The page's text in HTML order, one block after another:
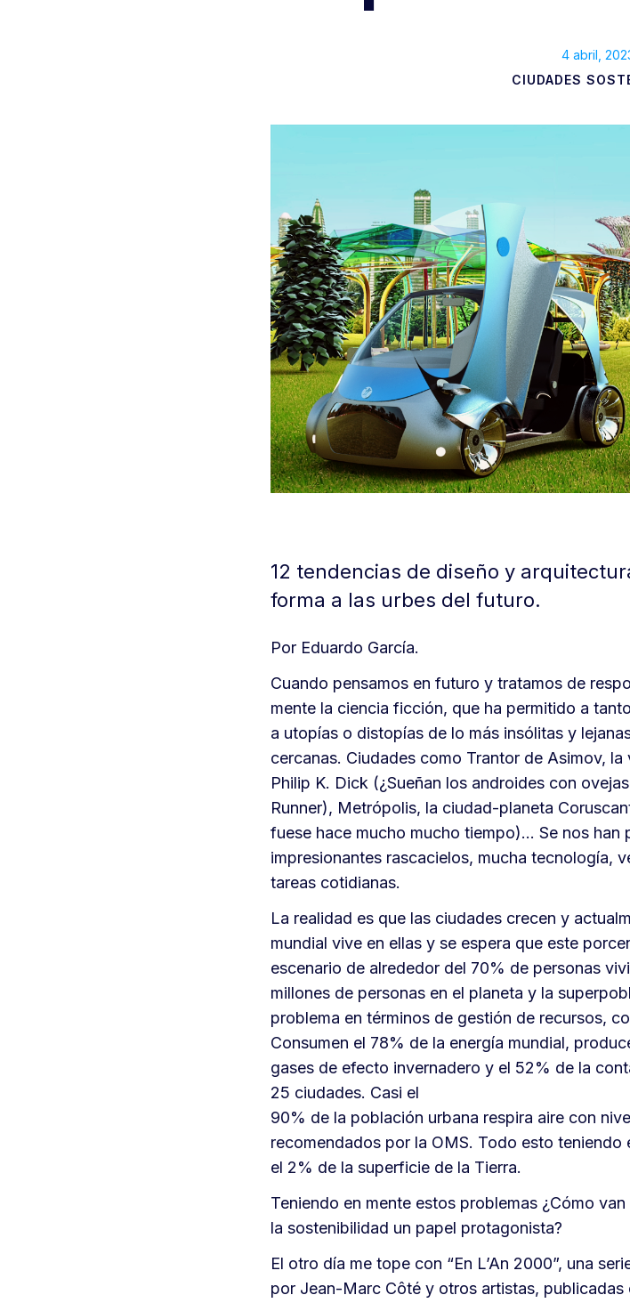
4 abril,
CIUDADES
12 tendencias de diseño y
forma a las urbes del futuro.
Por Eduardo García.
Cuando pensamos en futuro y tratamos de
mente la ciencia ficción, que ha permitido a
a utopías o distopías de lo más insólitas y
cercanas. Ciudades como Trantor de Asimov,
Philip K. Dick (¿Sueñan los androides con
Runner), Metrópolis, la ciudad-planeta
fuese hace mucho mucho tiempo)… Se nos han
impresionantes rascacielos, mucha tecnología,
tareas cotidianas.
La realidad es que las ciudades crecen y
mundial vive en ellas y se espera que este
escenario de alrededor del 70% de personas
millones de personas en el planeta y la
problema en términos de gestión de recursos,
Consumen el 78% de la energía mundial,
gases de efecto invernadero y el 52% de la
25 ciudades. Casi el
90% de la población urbana respira aire con
recomendados por la OMS. Todo esto
el 2% de la superficie de la Tierra.
Teniendo en mente estos problemas ¿Cómo
la sostenibilidad un papel protagonista?
El otro día me tope con “En L’An 2000”, una
por Jean-Marc Côté y otros artistas, publicadas